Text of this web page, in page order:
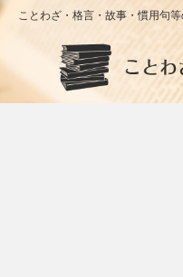
ことわざ・格言・故事・慣用句